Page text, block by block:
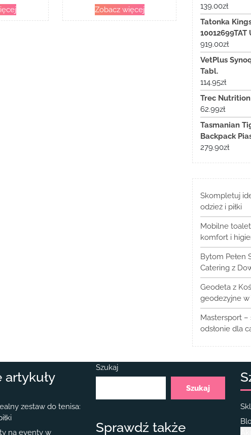
Zobacz więcej
139.00zł
Tatonka
10012699TAT
919.00zł
VetPlus
Tabl.
114.95zł
Trec
62.99zł
Tasmanian
Backpack
279.90zł
Skompletuj
odzież i piłki
Mobilne
komfort i
Bytom Pełen
Catering z
Geodeta z
geodezyjne
Mastersport
odsłonie dla
artykuły
zestaw do tenisa:
na eventy w
Szukaj
Szukaj
Sprawdź także